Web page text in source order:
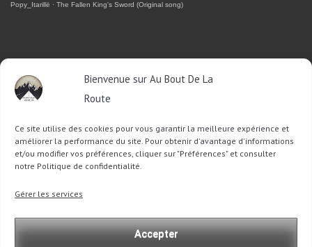
Bienvenue sur Au Bout De La
Route
Ce site utilise des cookies pour vous garantir la meilleure expérience et
améliorer la performance du site. Pour obtenir d'avantage d'informations
et/ou modifier vos préférences, cliquer sur "Préférences" et consulter
notre Politique de confidentialité.
Gérer les services
Accepter
Popy_Itarillë · The Fallen King's Sword (Original song)
RETROUVEZ-MOI SUR FACEBOOK
OU SUR TWITTER
Follow @Sophie_ABDLRTweet to @Sophie_ABDLR
: